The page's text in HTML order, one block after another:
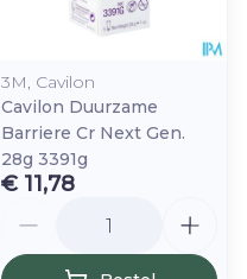
3M, Cavilon
Cavilon Duurzame
Barriere Cr Next Gen.
28g 3391g
€ 11,78